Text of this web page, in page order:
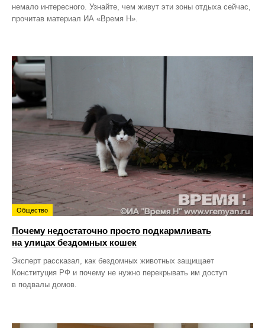
немало интересного. Узнайте, чем живут эти зоны отдыха сейчас,
прочитав материал ИА «Время Н».
Общество
Почему недостаточно просто подкармливать
на улицах бездомных кошек
Эксперт рассказал, как бездомных животных защищает
Конституция РФ и почему не нужно перекрывать им доступ
в подвалы домов.